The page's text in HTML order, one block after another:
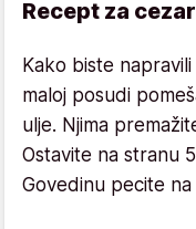
Recept za
Kako biste napravili
maloj posudi
ulje. Njima
Ostavite na stranu
Govedinu pecite